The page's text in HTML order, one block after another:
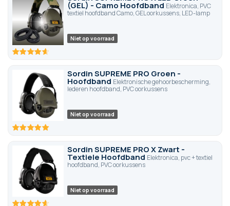
(GEL) - Camo Hoofdband Elektronica, PVC
textiel hoofdband Camo, GEL oorkussens, LED-lamp
Niet op voorraad
Sordin SUPREME PRO Groen -
Hoofdband Elektronische gehoorbescherming,
lederen hoofdband, PVC oorkussens
Niet op voorraad
Sordin SUPREME PRO X Zwart -
Textiele Hoofdband Elektronica, pvc + textiel
hoofdband, PVC oorkussens
Niet op voorraad